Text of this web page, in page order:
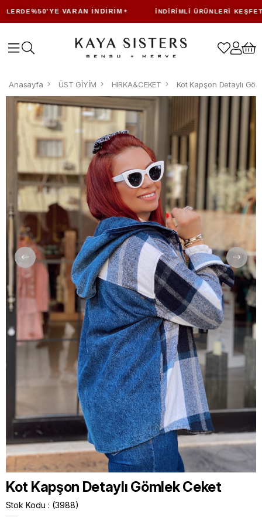
%50'YE VARAN İNDIRIM İNDIRIMLI ÜRÜNLERI KEŞFET
Anasayfa ÜST GİYİM HIRKA&CEKET Kot Kapşon Detaylı
Kot Kapşon Detaylı Gömlek Ceket
Stok Kodu (3988)